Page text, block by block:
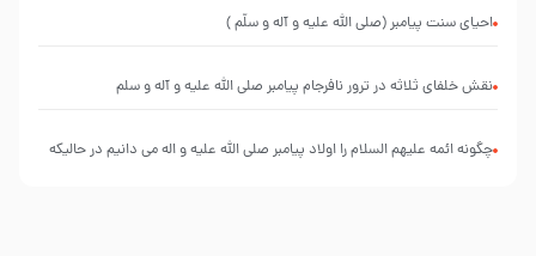
احیای سنت پیامبر (صلی الله علیه و آله و سلّم )
نقش خلفای ثلاثه در ترور نافرجام پیامبر صلی الله علیه و آله و سلم
چگونه ائمه علیهم السلام را اولاد پیامبر صلی الله علیه و اله می دانیم در حالیکه